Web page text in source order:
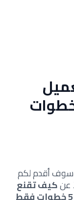
بالشراء في 5 خطوات
سوف أقدم لكم
عنكيف تقنع